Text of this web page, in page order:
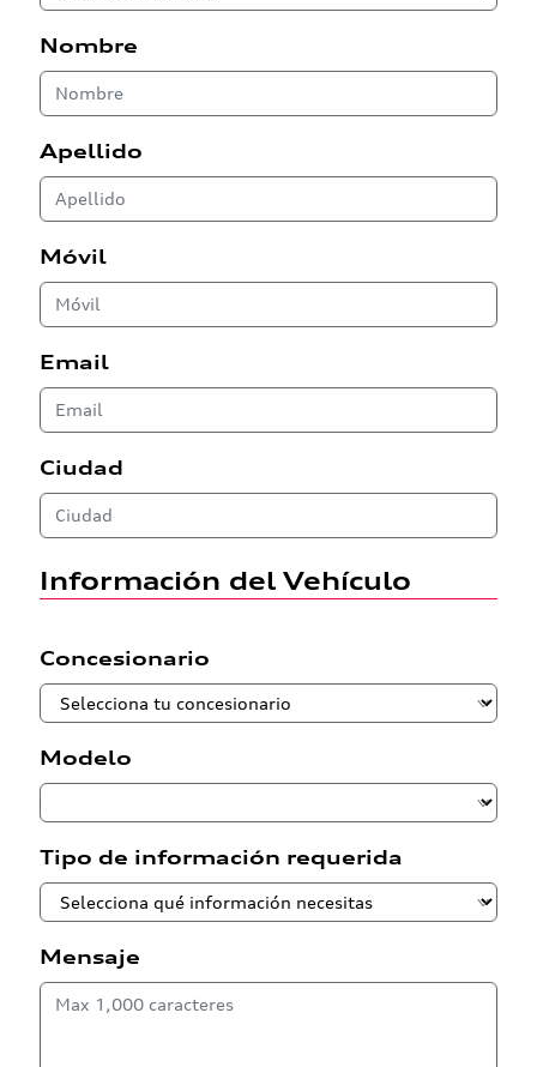
Nombre
Apellido
Móvil
Email
Ciudad
Información del Vehículo
Concesionario
Modelo
Tipo de información requerida
Mensaje